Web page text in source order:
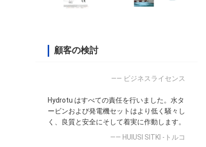
顧客の検討
—— ビジネスライセンス
Hydrotu はすべての責任を行いました。水タ
ービンおよび発電機セットはより低く騒々し
く、良質と安全にそして着実に作動します。
—— HUlUSI SITKI -トルコ